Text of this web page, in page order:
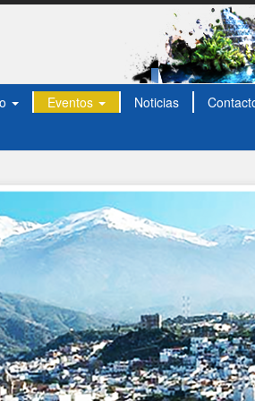
Eventos Noticias